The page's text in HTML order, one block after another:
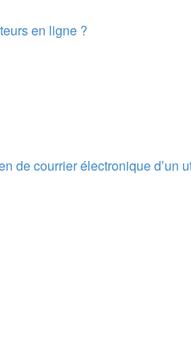
en ligne ?
de courrier électronique d’un